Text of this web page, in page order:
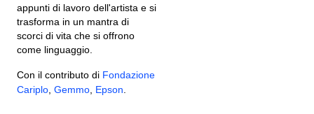
appunti di lavoro dell'artista e si
trasforma in un mantra di
scorci di vita che si offrono
come linguaggio.
Con il contributo di Fondazione
Cariplo Gemmo Epson